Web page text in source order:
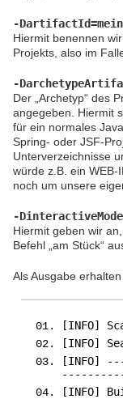
-
Hiermit benennen
Projekts, also im
-
Der „Archetyp“ des
angegeben. Hiermit
für ein normales
Spring- oder JSF-
Unterverzeichnisse
würde z.B. ein WEB-
noch um unsere
-
Hiermit geben wir
Befehl „am Stück“
Als Ausgabe
[INFO]
[INFO]
[INFO]
[INFO]